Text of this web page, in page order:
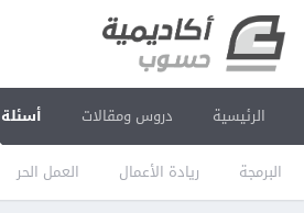
الرئيسية دروس ومقالات
البرمجة ريادة الأعمال العمل الحر